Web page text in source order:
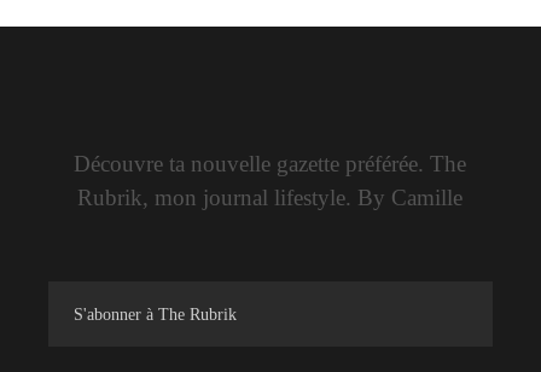
Découvre ta nouvelle gazette préférée. The
Rubrik, mon journal lifestyle. By Camille